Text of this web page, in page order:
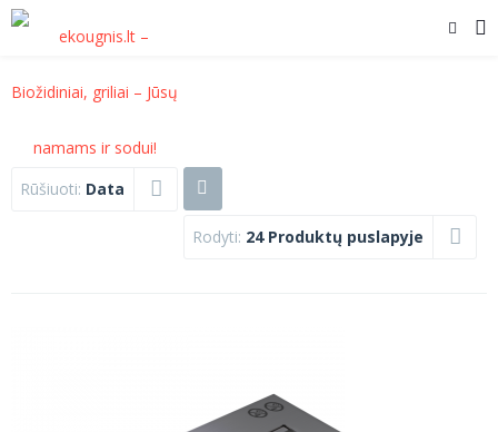
Rūšiuoti: Data
Rodyti: 24 Produktų puslapyje